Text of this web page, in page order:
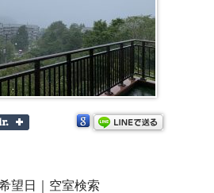
望日｜空室検索